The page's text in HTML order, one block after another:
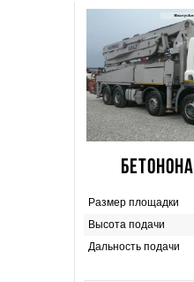
Размер площадки
Высота подачи
Дальность подачи